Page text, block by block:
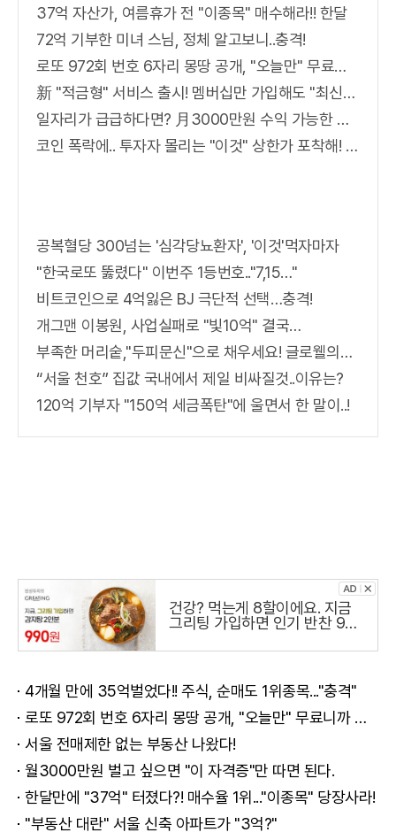
37억 자산가, 여름휴가 전 "이종목" 매수해라!! 한달
72억 기부한 미녀 스님, 정체 알고보니..충격!
로또 972회 번호 6자리 몽땅 공개, "오늘만" 무료니까 꼭 오늘 확인하세요.
新 "적금형" 서비스 출시! 멤버십만 가입해도 "최신가전" 선착순 100% 무료 경품지원!!
일자리가 급급하다면? 月3000만원 수익 가능한 이 "자격증" 주목받고 있어..
코인 폭락에.. 투자자 몰리는 "이것" 상한가 포착해! 미리 투자..
공복혈당 300넘는 '심각당뇨환자', '이것'먹자마자
"한국로또 뚫렸다" 이번주 1등번호.."7,15…"
비트코인으로 4억잃은 BJ 극단적 선택…충격!
개그맨 이봉원, 사업실패로 "빛10억" 결국…
부족한 머리숱,"두피문신"으로 채우세요! 글로웰의원 의)96837
“서울 천호” 집값 국내에서 제일 비싸질것..이유는?
120억 기부자 "150억 세금폭탄"에 울면서 한 말이..!
건강? 먹는게 8할이에요. 지금
그리팅 가입하면 인기 반찬 990
4개월 만에 35억벌었다!! 주식, 순매도 1위종목..."충격"
로또 972회 번호 6자리 몽땅 공개, "오늘만" 무료니까 꼭 오늘 확인하세요.
서울 전매제한 없는 부동산 나왔다!
월3000만원 벌고 싶으면 "이 자격증"만 따면 된다.
한달만에 "37억" 터졌다?! 매수율 1위..."이종목" 당장사라!
"부동산 대란" 서울 신축 아파트가 "3억?"